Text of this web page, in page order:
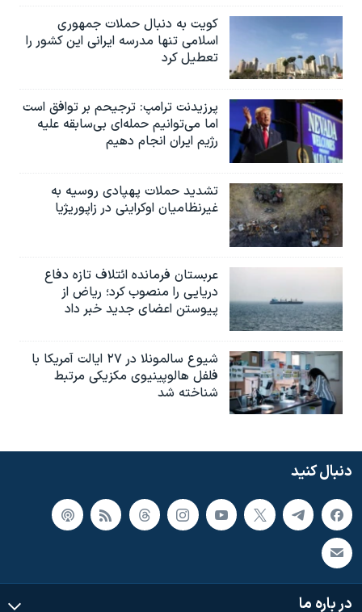
کویت به دنبال حملات جمهوری
اسلامی تنها مدرسه ایرانی این کشور را
تعطیل کرد
پرزیدنت ترامپ: ترجیحم بر توافق است
اما می‌توانیم حمله‌ای بی‌سابقه علیه
رژیم ایران انجام دهیم
تشدید حملات پهپادی روسیه به
غیرنظامیان اوکراینی در زاپوریژیا
عربستان فرمانده ائتلاف تازه دفاع
دریایی را منصوب کرد؛ ریاض از
پیوستن اعضای جدید خبر داد
شیوع سالمونلا در ۲۷ ایالت آمریکا با
فلفل هالوپینیوی مکزیکی مرتبط
شناخته شد
دنبال کنید
در باره ما